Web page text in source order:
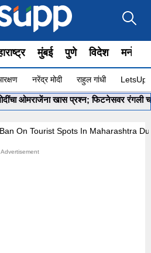
मुंबई पुणे विदेश
नरेंद्र मोदी राहुल गांधी
खास प्रश्न; फिटनेसवर रंगली चर्चा
Ban On Tourist Spots In Maharashtra